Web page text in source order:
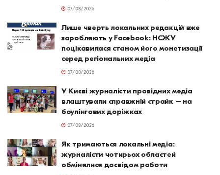
07/08/2026
Лише чверть локальних редакцій вже
заробляють у Facebook: НСЖУ
поцікавилася станом його монетизації
серед регіональних медіа
07/08/2026
У Києві журналісти провідних медіа
влаштували справжній страйк – на
боулінгових доріжках
07/08/2026
Як тримаються локальні медіа:
журналісти чотирьох областей
обмінялися досвідом роботи